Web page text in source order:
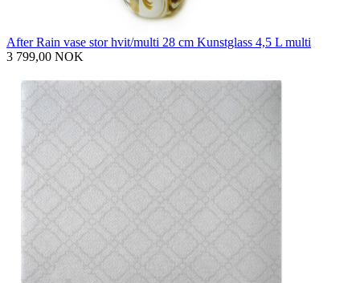
After Rain vase stor hvit/multi 28 cm Kunstglass 4,5 L multi
3 799,00 NOK